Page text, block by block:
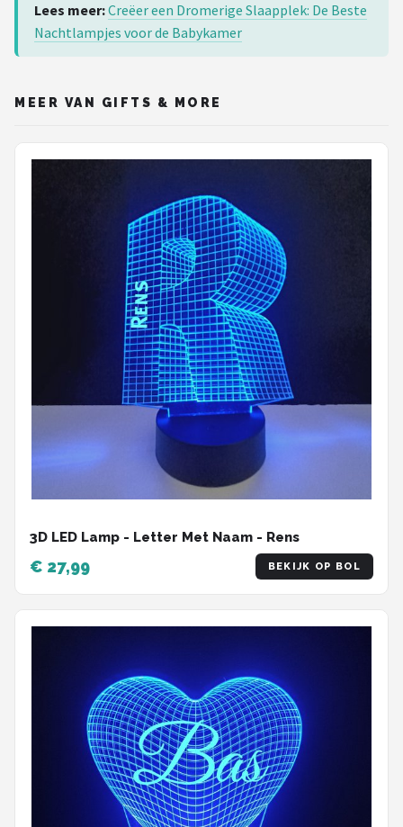
Lees meer:Creëer een Dromerige Slaapplek: De Beste
Nachtlampjes voor de Babykamer
MEER VAN GIFTS & MORE
3D LED Lamp - Letter Met Naam - Rens
€ 27,99 BEKIJK OP BOL